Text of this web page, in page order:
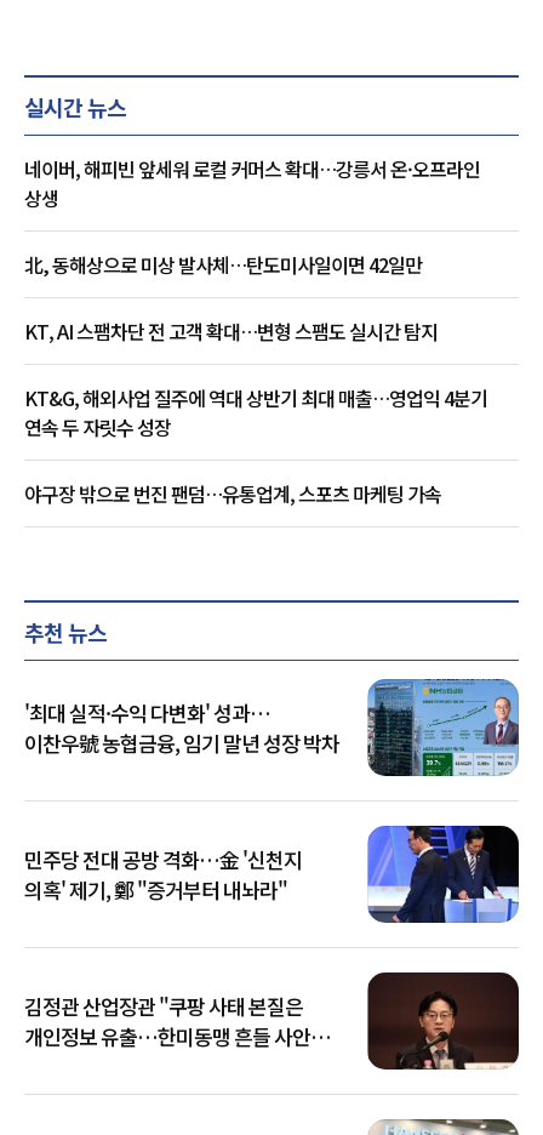
실시간 뉴스
네이버, 해피빈 앞세워 로컬 커머스 확대…강릉서 온·오프라인
상생
北, 동해상으로 미상 발사체…탄도미사일이면 42일만
KT, AI 스팸차단 전 고객 확대…변형 스팸도 실시간 탐지
KT&G, 해외사업 질주에 역대 상반기 최대 매출…영업익 4분기
연속 두 자릿수 성장
야구장 밖으로 번진 팬덤…유통업계, 스포츠 마케팅 가속
추천 뉴스
'최대 실적·수익 다변화' 성과…
이찬우號 농협금융, 임기 말년 성장 박차
민주당 전대 공방 격화…金 '신천지
의혹' 제기, 鄭 "증거부터 내놔라"
김정관 산업장관 "쿠팡 사태 본질은
개인정보 유출…한미동맹 흔들 사안